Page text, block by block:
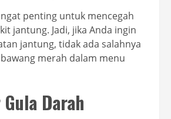
penting untuk mencegah
jantung. Jadi, jika Anda ingin
jantung, tidak ada salahnya
merah dalam menu
Darah